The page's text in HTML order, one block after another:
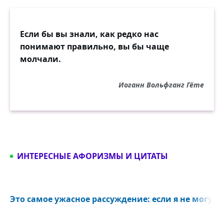
Если бы вы знали, как редко нас
понимают правильно, вы бы чаще
молчали.
Иоганн Вольфганг Гёте
ИНТЕРЕСНЫЕ АФОРИЗМЫ И ЦИТАТЫ
Это самое ужасное рассуждение: если я не могу